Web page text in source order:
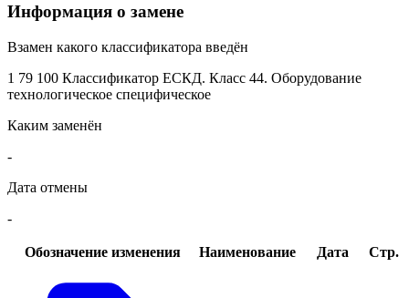
Информация о замене
Взамен какого классификатора введён
1 79 100 Классификатор ЕСКД. Класс 44. Оборудование
технологическое специфическое
Каким заменён
-
Дата отмены
-
Обозначение изменения Наименование Дата Стр.